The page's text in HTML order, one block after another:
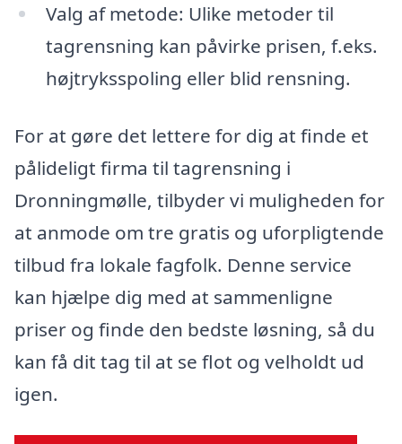
Valg af metode: Ulike metoder til
tagrensning kan påvirke prisen, f.eks.
højtryksspoling eller blid rensning.
For at gøre det lettere for dig at finde et
pålideligt firma til tagrensning i
Dronningmølle, tilbyder vi muligheden for
at anmode om tre gratis og uforpligtende
tilbud fra lokale fagfolk. Denne service
kan hjælpe dig med at sammenligne
priser og finde den bedste løsning, så du
kan få dit tag til at se flot og velholdt ud
igen.